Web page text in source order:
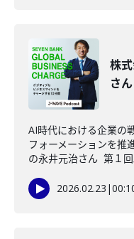
株
さ
AI時代における企業の
フォーメーションを推
の永井元治さん 第１回
2026.02.23 |